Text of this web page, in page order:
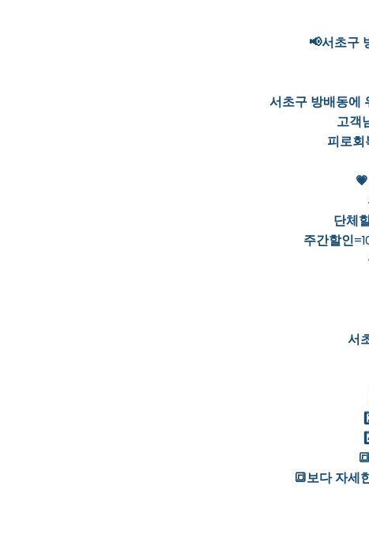
📢서초구
서초구 방배동에
고객
피로회
단체
주간할인
서
🔳보다 자세